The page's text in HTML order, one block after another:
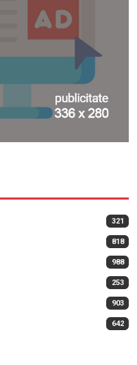
321
818
988
253
903
642